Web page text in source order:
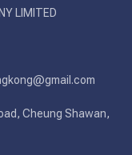
LIMITED
Cheung Shawan,